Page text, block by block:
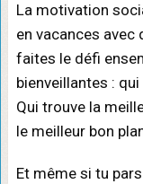
La motivation
en vacances avec
faites le défi
bienveillantes :
Qui trouve la
le meilleur bon
Et même si tu